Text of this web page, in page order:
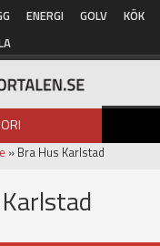
ENERGI GOLV KÖK
» Bra Hus Karlstad